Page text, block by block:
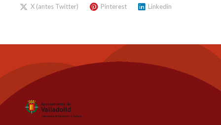
X (antes Twitter)
Pinterest Linkedin